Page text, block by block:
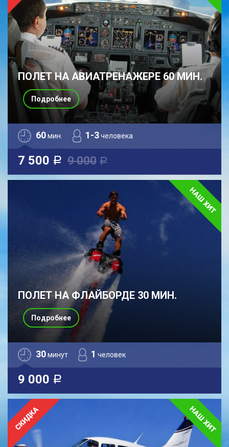
ПОЛЕТ НА АВИАТРЕНАЖЕРЕ 60 МИН.
60мин. 1-3человека
7 500 a 9 000 a
Подробнее
ПОЛЕТ НА ФЛАЙБОРДЕ 30 МИН.
30минут 1 человек
9 000 a
Подробнее